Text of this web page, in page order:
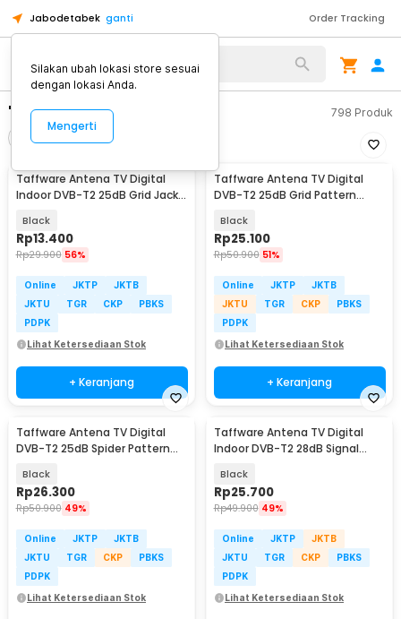
Jabodetabek ganti Order Tracking
"antena tv digital" 798 Produk
Urutkan
Taffware Antena TV Digital
Indoor DVB-T2 25dB Grid Jack
Black
Rp13.400
Rp29.900 56%
Online JKTP
JKTB
JKTU
TGR CKP
PBKS
PDPK
Lihat Ketersediaan Stok
+ Keranjang
Taffware Antena TV Digital
DVB-T2 25dB Grid Pattern
Black
Rp25.100
Rp50.900 51%
Online JKTP
JKTB
JKTU
TGR CKP
PBKS
PDPK
Lihat Ketersediaan Stok
+ Keranjang
Taffware Antena TV Digital
DVB-T2 25dB Spider Pattern
Black
Rp26.300
Rp50.900 49%
Online JKTP
JKTB
JKTU
TGR CKP
PBKS
PDPK
Lihat Ketersediaan Stok
Taffware Antena TV Digital
Indoor DVB-T2 28dB Signal
Black
Rp25.700
Rp49.900 49%
Online JKTP
JKTB
JKTU
TGR CKP
PBKS
PDPK
Lihat Ketersediaan Stok
Silakan ubah lokasi store sesuai
dengan lokasi Anda.
Mengerti